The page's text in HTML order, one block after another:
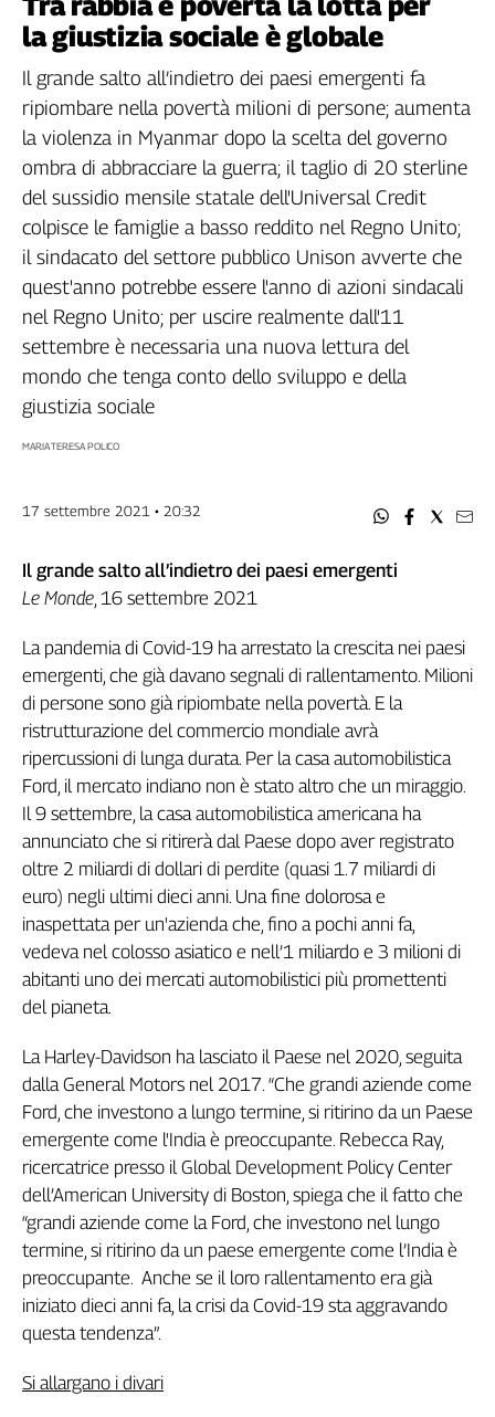
Filcams
Filctem
Fillea
Filt
Fiom
Flai
Slc
Spi
Inca
Caaf
Genova,
sangue
della
ragione
120
Cgil
Collettiva
Academy
Collettiva
Play
Collettiva
Talk
La
settimana
Sassolino
Linea
It
Easy
Inserti
Idea
Diffusa
InFlai
trasmissioni
tv
la giustizia sociale è globale
Il grande salto all’indietro dei paesi emergenti fa
ripiombare nella povertà milioni di persone; aumenta
la violenza in Myanmar dopo la scelta del governo
ombra di abbracciare la guerra; il taglio di 20 sterline
del sussidio mensile statale dell'Universal Credit
colpisce le famiglie a basso reddito nel Regno Unito;
il sindacato del settore pubblico Unison avverte che
quest'anno potrebbe essere l'anno di azioni sindacali
nel Regno Unito; per uscire realmente dall'11
settembre è necessaria una nuova lettura del
mondo che tenga conto dello sviluppo e della
giustizia sociale
MARIA TERESA POLICO
17 settembre 2021 • 20:32
Il grande salto all’indietro dei paesi emergenti
Le Monde, 16 settembre 2021
La pandemia di Covid-19 ha arrestato la crescita nei paesi
emergenti, che già davano segnali di rallentamento. Milioni
di persone sono già ripiombate nella povertà. E la
ristrutturazione del commercio mondiale avrà
ripercussioni di lunga durata. Per la casa automobilistica
Ford, il mercato indiano non è stato altro che un miraggio.
Il 9 settembre, la casa automobilistica americana ha
annunciato che si ritirerà dal Paese dopo aver registrato
oltre 2 miliardi di dollari di perdite (quasi 1.7 miliardi di
euro) negli ultimi dieci anni. Una fine dolorosa e
inaspettata per un'azienda che, fino a pochi anni fa,
vedeva nel colosso asiatico e nell’1 miliardo e 3 milioni di
abitanti uno dei mercati automobilistici più promettenti
del pianeta.
La Harley-Davidson ha lasciato il Paese nel 2020, seguita
dalla General Motors nel 2017. “Che grandi aziende come
Ford, che investono a lungo termine, si ritirino da un Paese
emergente come l'India è preoccupante. Rebecca Ray,
ricercatrice presso il Global Development Policy Center
dell’American University di Boston, spiega che il fatto che
“grandi aziende come la Ford, che investono nel lungo
termine, si ritirino da un paese emergente come l’India è
preoccupante. Anche se il loro rallentamento era già
iniziato dieci anni fa, la crisi da Covid-19 sta aggravando
questa tendenza”.
Si allargano i divari